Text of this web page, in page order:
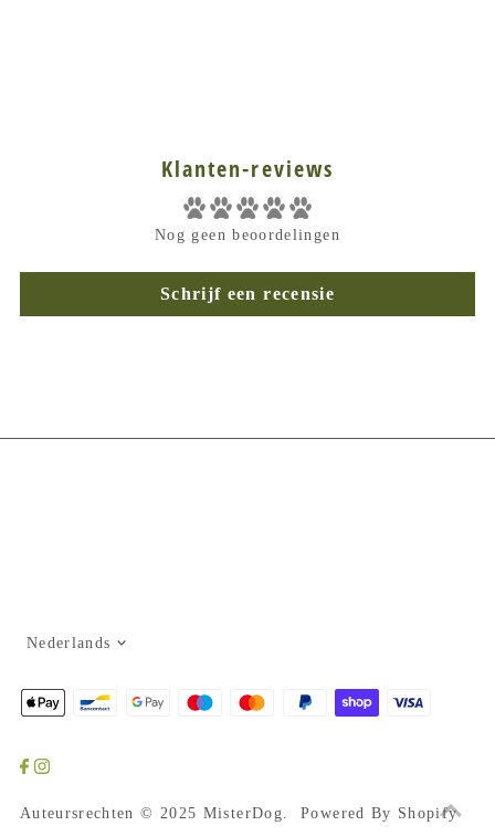
Klanten-reviews
Nog geen beoordelingen
Schrijf een recensie
Auteursrechten © 2025 MisterDog. Powered By Shopify
Taal
Nederlands